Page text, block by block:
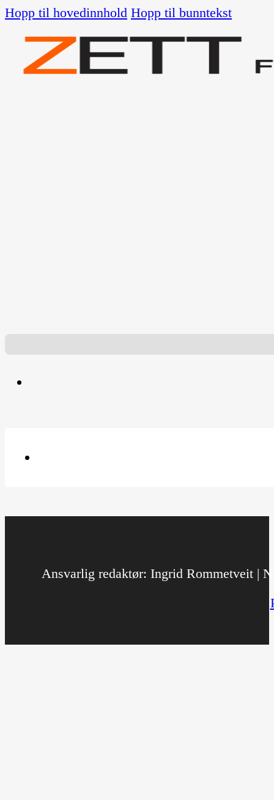
Hopp til hovedinnhold Hopp til bunntekst
Ansvarlig redaktør: Ingrid Rommetveit |